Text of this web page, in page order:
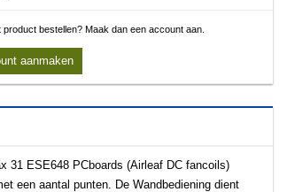
product bestellen? Maak dan een account aan.
aanmaken
31 ESE648 PCboards (Airleaf DC fancoils)
een aantal punten. De Wandbediening dient